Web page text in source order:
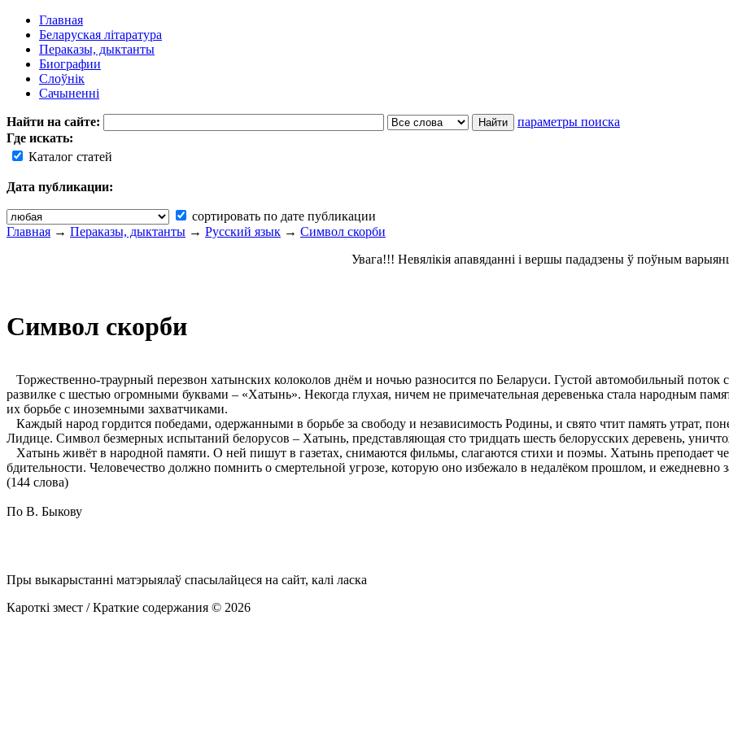
Главная
Беларуская літаратура
Пераказы, дыктанты
Биографии
Слоўнік
Сачыненні
Найти на сайте:
параметры поиска
Где искать:
Каталог статей
Дата публикации:
сортировать по дате публикации
Главная → Пераказы, дыктанты → Русский язык → Символ скорби
Увага!!! Невялікія апавяданні і вершы пададзены ў поўным
Символ скорби
Торжественно-траурный перезвон хатынских колоколов днём и ночью разносится по Беларуси. Густой автомобильный поток
развилке с шестью огромными буквами – «Хатынь». Некогда глухая, ничем не примечательная деревенька стала народным
их борьбе с иноземными захватчиками.
Каждый народ гордится победами, одержанными в борьбе за свободу и независимость Родины, и свято чтит память утрат,
Лидице. Символ безмерных испытаний белорусов – Хатынь, представляющая сто тридцать шесть белорусских деревень,
Хатынь живёт в народной памяти. О ней пишут в газетах, снимаются фильмы, слагаются стихи и поэмы. Хатынь преподает
бдительности. Человечество должно помнить о смертельной угрозе, которую оно избежало в недалёком прошлом, и ежедневно
(144 слова)
По В. Быкову
Пры выкарыстанні матэрыялаў спасылайцеся на сайт, калі ласка
Кароткі змест / Краткие содержания © 2026